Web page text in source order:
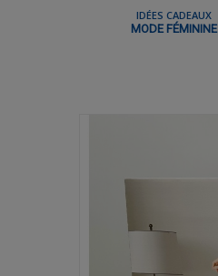
IDÉES CADEAUX
MODE FÉMININE